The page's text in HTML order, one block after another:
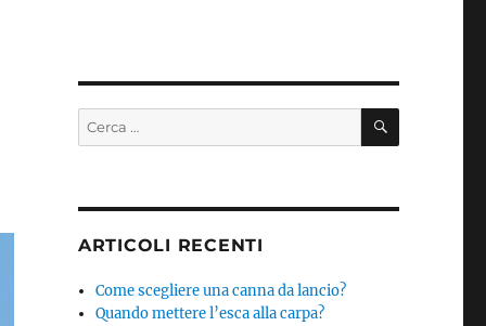
Cerca: CERCA
ARTICOLI RECENTI
Come scegliere una canna da lancio?
Quando mettere l’esca alla carpa?